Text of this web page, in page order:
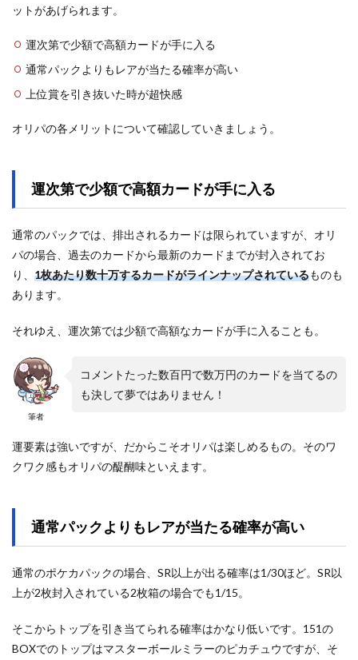
ットがあげられます。
運次第で少額で高額カードが手に入る
通常パックよりもレアが当たる確率が高い
上位賞を引き抜いた時が超快感
オリパの各メリットについて確認していきましょう。
運次第で少額で高額カードが手に入る
通常のパックでは、排出されるカードは限られていますが、オリ
パの場合、過去のカードから最新のカードまでが封入されてお
り、 1枚あたり数十万するカードがラインナップされているものも
あります。
それゆえ、運次第では少額で高額なカードが手に入ることも。
筆者
コメントたった数百円で数万円のカードを当てるの
も決して夢ではありません！
運要素は強いですが、だからこそオリパは楽しめるもの。そのワ
クワク感もオリパの醍醐味といえます。
通常パックよりもレアが当たる確率が高い
通常のポケカパックの場合、SR以上が出る確率は1/30ほど。SR以
上が2枚封入されている2枚箱の場合でも1/15。
そこからトップを引き当てられる確率はかなり低いです。151の
BOXでのトップはマスターボールミラーのピカチュウですが、そ